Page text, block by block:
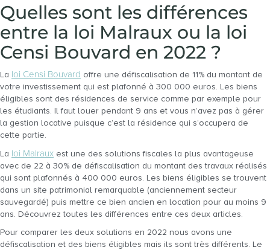
Quelles sont les différences
entre la loi Malraux ou la loi
Censi Bouvard en 2022 ?
La loi Censi Bouvard offre une défiscalisation de 11% du montant de
votre investissement qui est plafonné à 300 000 euros. Les biens
éligibles sont des résidences de service comme par exemple pour
les étudiants. Il faut louer pendant 9 ans et vous n’avez pas à gérer
la gestion locative puisque c’est la résidence qui s’occupera de
cette partie.
La loi Malraux est une des solutions fiscales la plus avantageuse
avec de 22 à 30% de défiscalisation du montant des travaux réalisés
qui sont plafonnés à 400 000 euros. Les biens éligibles se trouvent
dans un site patrimonial remarquable (anciennement secteur
sauvegardé) puis mettre ce bien ancien en location pour au moins 9
ans. Découvrez toutes les différences entre ces deux articles.
Pour comparer les deux solutions en 2022 nous avons une
défiscalisation et des biens éligibles mais ils sont très différents. Le